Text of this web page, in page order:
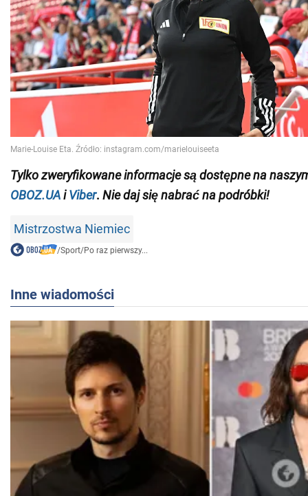
Tylkozweryfikowane informacje są dostępne na
OBOZ.UAiViber. Nie daj się nabrać na podróbki!
Mistrzostwa Niemiec
/Sport/Po raz pierwszy...
Inne wiadomości